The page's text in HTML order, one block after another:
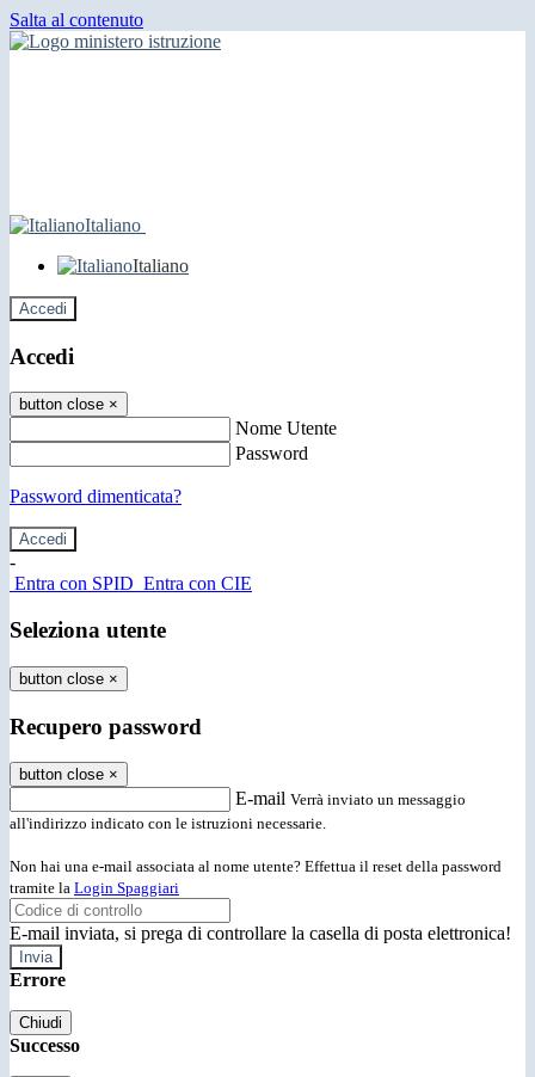
Salta al contenuto
Italiano
Italiano
Accedi
Accedi
button close ×
Nome Utente
Password
Password dimenticata?
-
Entra con SPID Entra con CIE
Seleziona utente
button close ×
Recupero password
button close ×
E-mail Verrà inviato un messaggio
all'indirizzo indicato con le istruzioni necessarie.
Non hai una e-mail associata al nome utente? Effettua il reset della password
tramite la Login Spaggiari
E-mail inviata, si prega di controllare la casella di posta elettronica!
Errore
Chiudi
Successo